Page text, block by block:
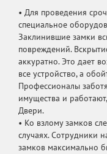
• Для проведения
специальное
Заклинившие замки
повреждений.
аккуратно. Это дает
все устройство, а
Профессионалы
имущества и
Двери.
• Ко взлому замков
случаях. Сотрудники
замков максимально